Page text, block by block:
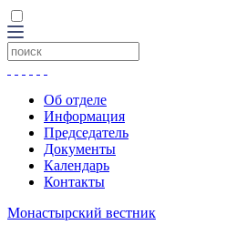
Об отделе
Информация
Председатель
Документы
Календарь
Контакты
Монастырский вестник